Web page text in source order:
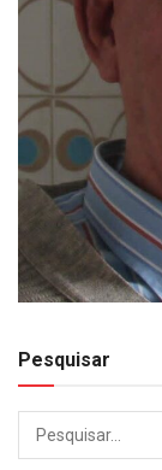
Pesquisar